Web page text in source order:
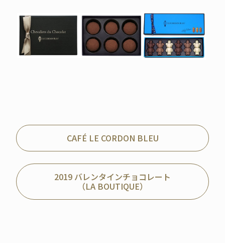
CAFÉ LE CORDON BLEU
2019 バレンタインチョコレート
（LA BOUTIQUE）